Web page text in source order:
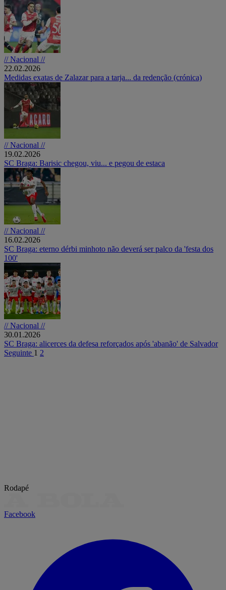
// Nacional //
22.02.2026
Medidas exatas de Zalazar para a tarja... da redenção (crónica)
// Nacional //
19.02.2026
SC Braga: Barisic chegou, viu... e pegou de estaca
// Nacional //
16.02.2026
SC Braga: eterno dérbi minhoto não deverá ser palco da 'festa dos
100'
// Nacional //
30.01.2026
SC Braga: alicerces da defesa reforçados após 'abanão' de Salvador
Seguinte 1 2
Rodapé
Facebook